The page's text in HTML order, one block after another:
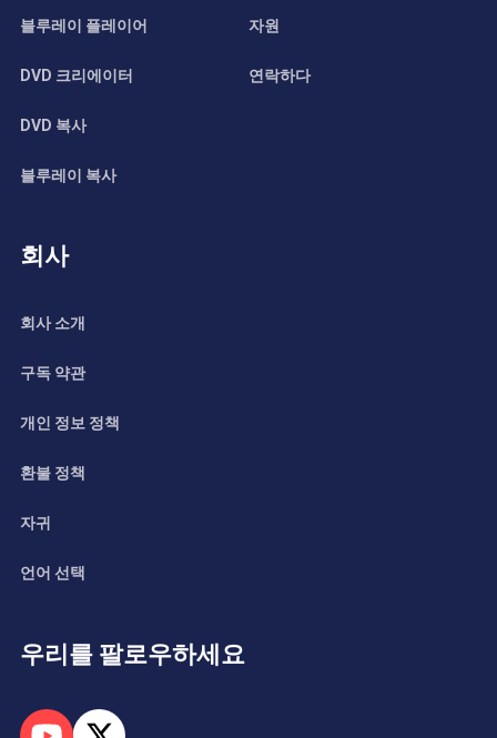
블루레이 플레이어
DVD 크리에이터
DVD 복사
블루레이 복사
자원
연락하다
회사
회사 소개
구독 약관
개인 정보 정책
환불 정책
자귀
언어 선택
우리를 팔로우하세요